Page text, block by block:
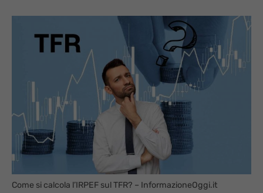
Come si calcola l’IRPEF sul TFR? – InformazioneOggi.it